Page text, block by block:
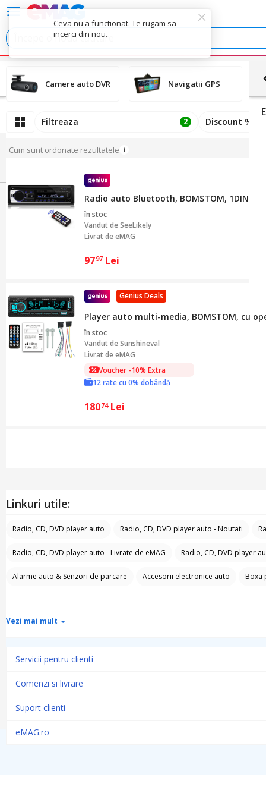
Ceva nu a functionat. Te rugam sa
incerci din nou.
Camere auto DVR Navigatii GPS
Filtreaza 2 Discount %
Cum sunt ordonate rezultatele
Radio auto Bluetooth, BOMSTOM, 1DIN,
în stoc
Vandut deSeeLikely
Livrat de eMAG
9797 Lei
Genius Deals
Player auto multi-media, BOMSTOM, cu
în stoc
Vandut deSunshineval
Livrat de eMAG
Voucher -10% Extra
12 rate cu 0% dobândă
18074 Lei
Linkuri utile:
Radio, CD, DVD player auto Radio, CD, DVD player auto - Noutati
Radio, CD, DVD player auto - Livrate de eMAG Radio, CD, DVD player
Alarme auto & Senzori de parcare Accesorii electronice auto Boxa
Vezi mai mult
Servicii pentru clienti
Comenzi si livrare
Suport clienti
eMAG.ro